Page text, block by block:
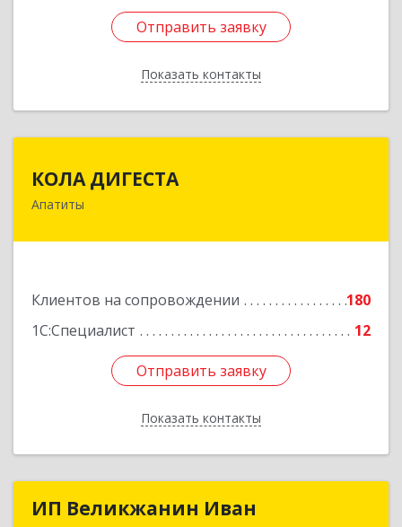
Отправить заявку
Показать контакты
Отправить заявку
Назад
КОЛА ДИГЕСТА
Апатиты
Клиентов на сопровождении
180
1С:Специалист
12
Отправить заявку
Показать контакты
Отправить заявку
Назад
ИП Великжанин Иван
ИП Великжанин Иван